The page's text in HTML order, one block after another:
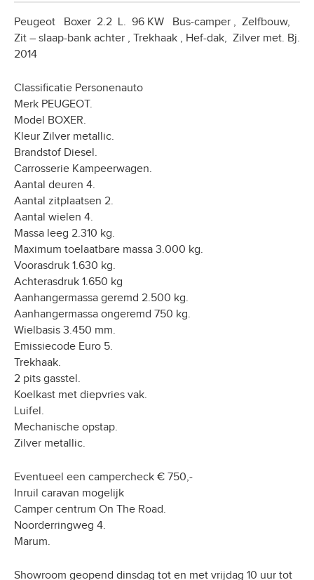
Peugeot Boxer 2.2 L. 96 KW Bus-camper , Zelfbouw,
Zit – slaap-bank achter , Trekhaak , Hef-dak, Zilver met. Bj.
2014
Classificatie Personenauto
Merk PEUGEOT.
Model BOXER.
Kleur Zilver metallic.
Brandstof Diesel.
Carrosserie Kampeerwagen.
Aantal deuren 4.
Aantal zitplaatsen 2.
Aantal wielen 4.
Massa leeg 2.310 kg.
Maximum toelaatbare massa 3.000 kg.
Voorasdruk 1.630 kg.
Achterasdruk 1.650 kg
Aanhangermassa geremd 2.500 kg.
Aanhangermassa ongeremd 750 kg.
Wielbasis 3.450 mm.
Emissiecode Euro 5.
Trekhaak.
2 pits gasstel.
Koelkast met diepvries vak.
Luifel.
Mechanische opstap.
Zilver metallic.
Eventueel een campercheck € 750,-
Inruil caravan mogelijk
Camper centrum On The Road.
Noorderringweg 4.
Marum.
Showroom geopend dinsdag tot en met vrijdag 10 uur tot